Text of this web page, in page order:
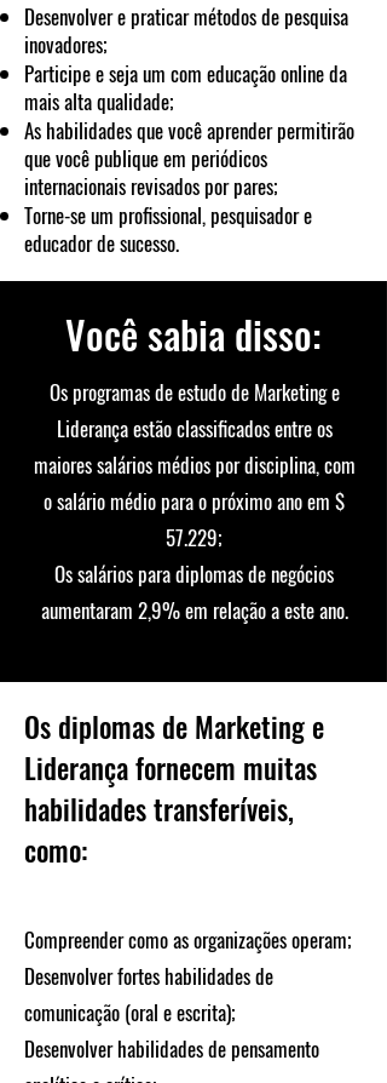
Desenvolver e praticar métodos de pesquisa
inovadores;
Participe e seja um com educação online da
mais alta qualidade;
As habilidades que você aprender permitirão
que você publique em periódicos
internacionais revisados por pares;
Torne-se um profissional, pesquisador e
educador de sucesso.
Você sabia disso:
Os programas de estudo de Marketing e
Liderança estão classificados entre os
maiores salários médios por disciplina, com
o salário médio para o próximo ano em $
57.229;
Os salários para diplomas de negócios
aumentaram 2,9% em relação a este ano.
Os diplomas de Marketing e
Liderança fornecem muitas
habilidades transferíveis,
como:
Compreender como as organizações operam;
Desenvolver fortes habilidades de
comunicação (oral e escrita);
Desenvolver habilidades de pensamento